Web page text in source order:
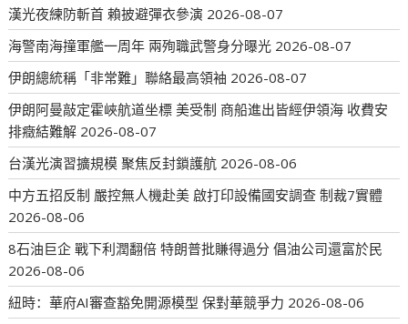
漢光夜練防斬首 賴披避彈衣參演 2026-08-07
海警南海撞軍艦一周年 兩殉職武警身分曝光 2026-08-07
伊朗總統稱「非常難」聯絡最高領袖 2026-08-07
伊朗阿曼敲定霍峽航道坐標 美受制 商船進出皆經伊領海 收費安
排癥結難解 2026-08-07
台漢光演習擴規模 聚焦反封鎖護航 2026-08-06
中方五招反制 嚴控無人機赴美 啟打印設備國安調查 制裁7實體
2026-08-06
8石油巨企 戰下利潤翻倍 特朗普批賺得過分 倡油公司還富於民
2026-08-06
紐時：華府AI審查豁免開源模型 保對華競爭力 2026-08-06